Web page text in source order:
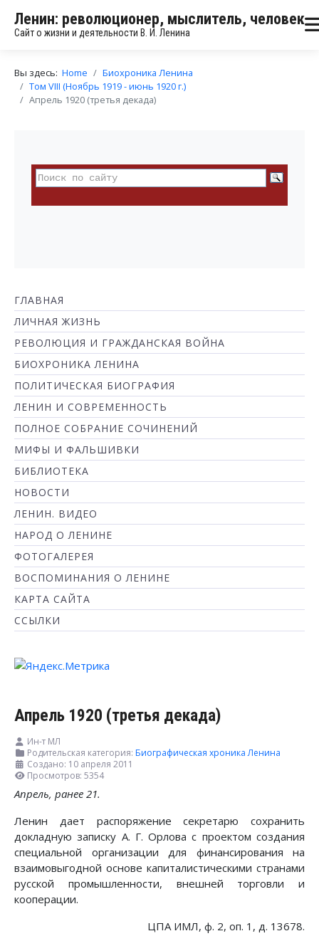
Ленин: революционер, мыслитель, человек
Сайт о жизни и деятельности В. И. Ленина
Вы здесь: Home
Биохроника Ленина
Том VIII (Ноябрь 1919 - июнь 1920 г.)
Апрель 1920 (третья декада)
ГЛАВНАЯ
ЛИЧНАЯ ЖИЗНЬ
РЕВОЛЮЦИЯ И ГРАЖДАНСКАЯ ВОЙНА
БИОХРОНИКА ЛЕНИНА
ПОЛИТИЧЕСКАЯ БИОГРАФИЯ
ЛЕНИН И СОВРЕМЕННОСТЬ
ПОЛНОЕ СОБРАНИЕ СОЧИНЕНИЙ
МИФЫ И ФАЛЬШИВКИ
БИБЛИОТЕКА
НОВОСТИ
ЛЕНИН. ВИДЕО
НАРОД О ЛЕНИНЕ
ФОТОГАЛЕРЕЯ
ВОСПОМИНАНИЯ О ЛЕНИНЕ
КАРТА САЙТА
ССЫЛКИ
Апрель 1920 (третья декада)
Ин-т МЛ
Родительская категория: Биографическая хроника Ленина
Создано: 10 апреля 2011
Просмотров: 5354
Апрель, ранее 21.
Ленин дает распоряжение секретарю сохранить
докладную записку А. Г. Орлова с проектом создания
специальной организации для финансирования на
взаимовыгодной основе капиталистическими странами
русской промышленности, внешней торговли и
кооперации.
ЦПА ИМЛ, ф. 2, оп. 1, д. 13678.